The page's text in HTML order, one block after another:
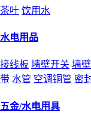
茶叶 饮用水
水电用品
接线板 墙壁开关 墙
带 水管 空调铜管 密
五金/水电用具